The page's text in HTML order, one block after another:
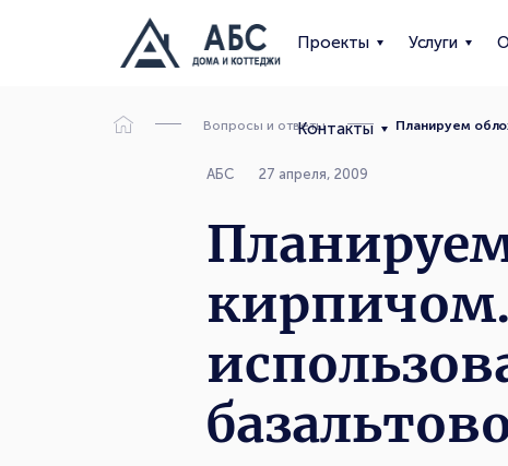
Проекты Услуги
Контакты
Вопросы и ответы Планируем
АБС 27 апреля, 2009